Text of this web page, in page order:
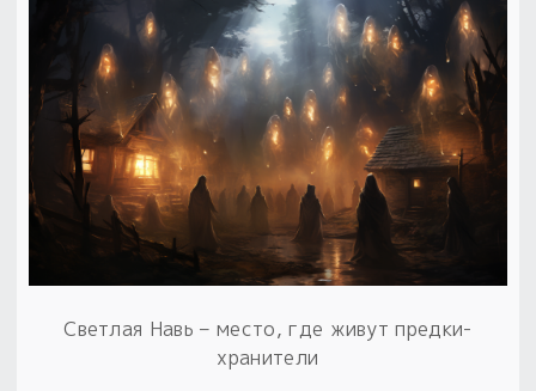
Светлая Навь – место, где живут предки-
хранители